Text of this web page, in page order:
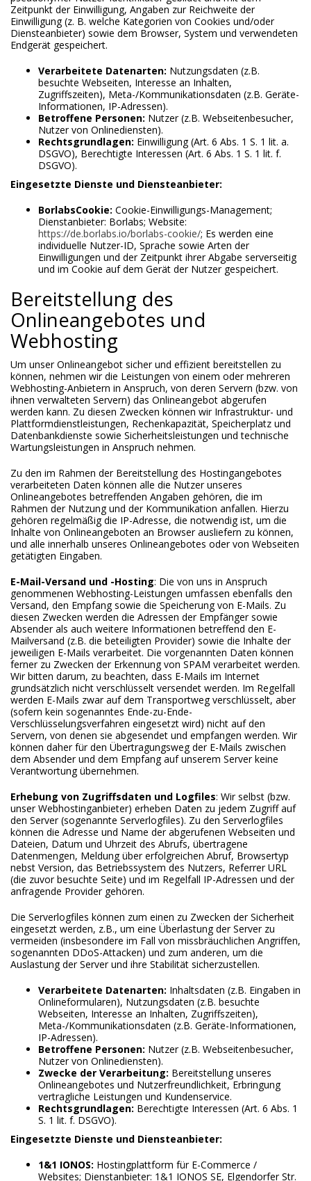
Zeitpunkt der Einwilligung, Angaben zur Reichweite der
Einwilligung (z. B. welche Kategorien von Cookies und/oder
Diensteanbieter) sowie dem Browser, System und verwendeten
Endgerät gespeichert.
Verarbeitete Datenarten: Nutzungsdaten (z.B.
besuchte Webseiten, Interesse an Inhalten,
Zugriffszeiten), Meta-/Kommunikationsdaten (z.B. Geräte-
Informationen, IP-Adressen).
Betroffene Personen: Nutzer (z.B. Webseitenbesucher,
Nutzer von Onlinediensten).
Rechtsgrundlagen: Einwilligung (Art. 6 Abs. 1 S. 1 lit. a.
DSGVO), Berechtigte Interessen (Art. 6 Abs. 1 S. 1 lit. f.
DSGVO).
Eingesetzte Dienste und Diensteanbieter:
BorlabsCookie: Cookie-Einwilligungs-Management;
Dienstanbieter: Borlabs; Website:
https://de.borlabs.io/borlabs-cookie/; Es werden eine
individuelle Nutzer-ID, Sprache sowie Arten der
Einwilligungen und der Zeitpunkt ihrer Abgabe serverseitig
und im Cookie auf dem Gerät der Nutzer gespeichert.
Bereitstellung des
Onlineangebotes und
Webhosting
Um unser Onlineangebot sicher und effizient bereitstellen zu
können, nehmen wir die Leistungen von einem oder mehreren
Webhosting-Anbietern in Anspruch, von deren Servern (bzw. von
ihnen verwalteten Servern) das Onlineangebot abgerufen
werden kann. Zu diesen Zwecken können wir Infrastruktur- und
Plattformdienstleistungen, Rechenkapazität, Speicherplatz und
Datenbankdienste sowie Sicherheitsleistungen und technische
Wartungsleistungen in Anspruch nehmen.
Zu den im Rahmen der Bereitstellung des Hostingangebotes
verarbeiteten Daten können alle die Nutzer unseres
Onlineangebotes betreffenden Angaben gehören, die im
Rahmen der Nutzung und der Kommunikation anfallen. Hierzu
gehören regelmäßig die IP-Adresse, die notwendig ist, um die
Inhalte von Onlineangeboten an Browser ausliefern zu können,
und alle innerhalb unseres Onlineangebotes oder von Webseiten
getätigten Eingaben.
E-Mail-Versand und -Hosting: Die von uns in Anspruch
genommenen Webhosting-Leistungen umfassen ebenfalls den
Versand, den Empfang sowie die Speicherung von E-Mails. Zu
diesen Zwecken werden die Adressen der Empfänger sowie
Absender als auch weitere Informationen betreffend den E-
Mailversand (z.B. die beteiligten Provider) sowie die Inhalte der
jeweiligen E-Mails verarbeitet. Die vorgenannten Daten können
ferner zu Zwecken der Erkennung von SPAM verarbeitet werden.
Wir bitten darum, zu beachten, dass E-Mails im Internet
grundsätzlich nicht verschlüsselt versendet werden. Im Regelfall
werden E-Mails zwar auf dem Transportweg verschlüsselt, aber
(sofern kein sogenanntes Ende-zu-Ende-
Verschlüsselungsverfahren eingesetzt wird) nicht auf den
Servern, von denen sie abgesendet und empfangen werden. Wir
können daher für den Übertragungsweg der E-Mails zwischen
dem Absender und dem Empfang auf unserem Server keine
Verantwortung übernehmen.
Erhebung von Zugriffsdaten und Logfiles: Wir selbst (bzw.
unser Webhostinganbieter) erheben Daten zu jedem Zugriff auf
den Server (sogenannte Serverlogfiles). Zu den Serverlogfiles
können die Adresse und Name der abgerufenen Webseiten und
Dateien, Datum und Uhrzeit des Abrufs, übertragene
Datenmengen, Meldung über erfolgreichen Abruf, Browsertyp
nebst Version, das Betriebssystem des Nutzers, Referrer URL
(die zuvor besuchte Seite) und im Regelfall IP-Adressen und der
anfragende Provider gehören.
Die Serverlogfiles können zum einen zu Zwecken der Sicherheit
eingesetzt werden, z.B., um eine Überlastung der Server zu
vermeiden (insbesondere im Fall von missbräuchlichen Angriffen,
sogenannten DDoS-Attacken) und zum anderen, um die
Auslastung der Server und ihre Stabilität sicherzustellen.
Verarbeitete Datenarten: Inhaltsdaten (z.B. Eingaben in
Onlineformularen), Nutzungsdaten (z.B. besuchte
Webseiten, Interesse an Inhalten, Zugriffszeiten),
Meta-/Kommunikationsdaten (z.B. Geräte-Informationen,
IP-Adressen).
Betroffene Personen: Nutzer (z.B. Webseitenbesucher,
Nutzer von Onlinediensten).
Zwecke der Verarbeitung: Bereitstellung unseres
Onlineangebotes und Nutzerfreundlichkeit, Erbringung
vertragliche Leistungen und Kundenservice.
Rechtsgrundlagen: Berechtigte Interessen (Art. 6 Abs. 1
S. 1 lit. f. DSGVO).
Eingesetzte Dienste und Diensteanbieter:
1&1 IONOS: Hostingplattform für E-Commerce /
Websites; Dienstanbieter: 1&1 IONOS SE, Elgendorfer Str.